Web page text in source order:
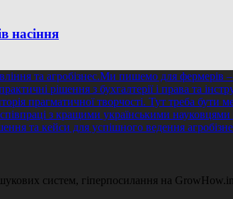
насіння
систем, гіперпосилання на